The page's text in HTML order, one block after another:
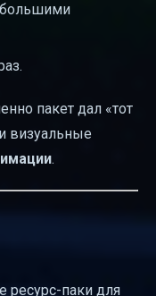
пакет дал «тот
визуальные
.
ресурс-паки для